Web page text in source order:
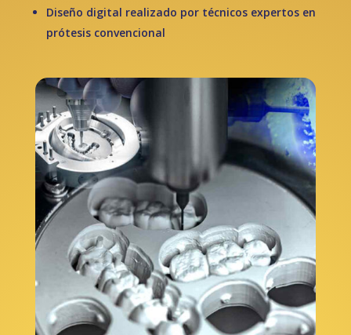
Diseño digital realizado por técnicos expertos en
prótesis convencional